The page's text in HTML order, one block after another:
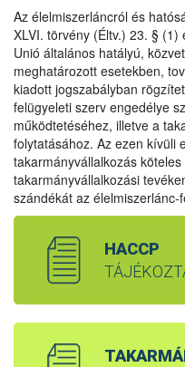
Az élelmiszerláncról és
XLVI. törvény (Éltv.) 23. §
Unió általános hatályú,
meghatározott esetekben,
kiadott jogszabályban
felügyeleti szerv engedélye
működtetéséhez, illetve a
folytatásához. Az ezen kívüli
takarmányvállalkozás
takarmányvállalkozási
szándékát az
HACCP